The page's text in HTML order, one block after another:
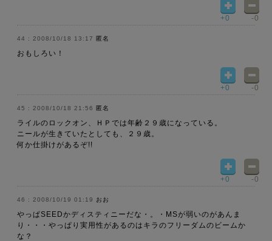
+0 -0
2008/10/18 13:17 匿名
おもしろい！
+0 -0
2008/10/18 21:56 匿名
ライルのロックオン、ＨＰでは年齢２９歳になっている。
ニールが生きていたとしても、２９歳。
何か仕掛けがあるぞ!!
+0 -0
2008/10/19 01:19 おお
やっぱSEEDかディスティニーだな・。・MSが弱いのがあんま
り・・・やっぱり実用性があるのはキラのフリーダムのビームか
な？